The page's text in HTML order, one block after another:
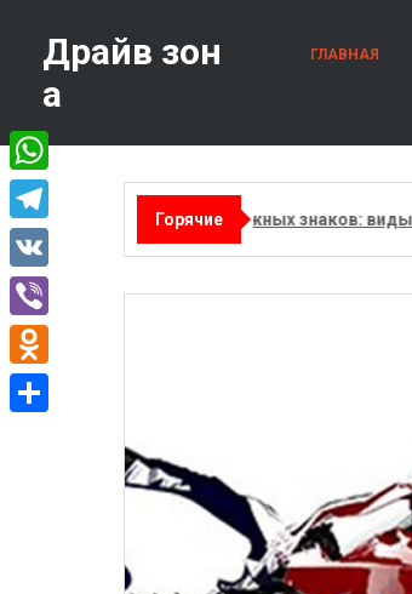
содержимому
Драйв зон
а
ГЛАВНАЯ
Горячие
Опоры для дорожных знаков: виды
WhatsApp
Telegram
VK
Viber
Odnoklassniki